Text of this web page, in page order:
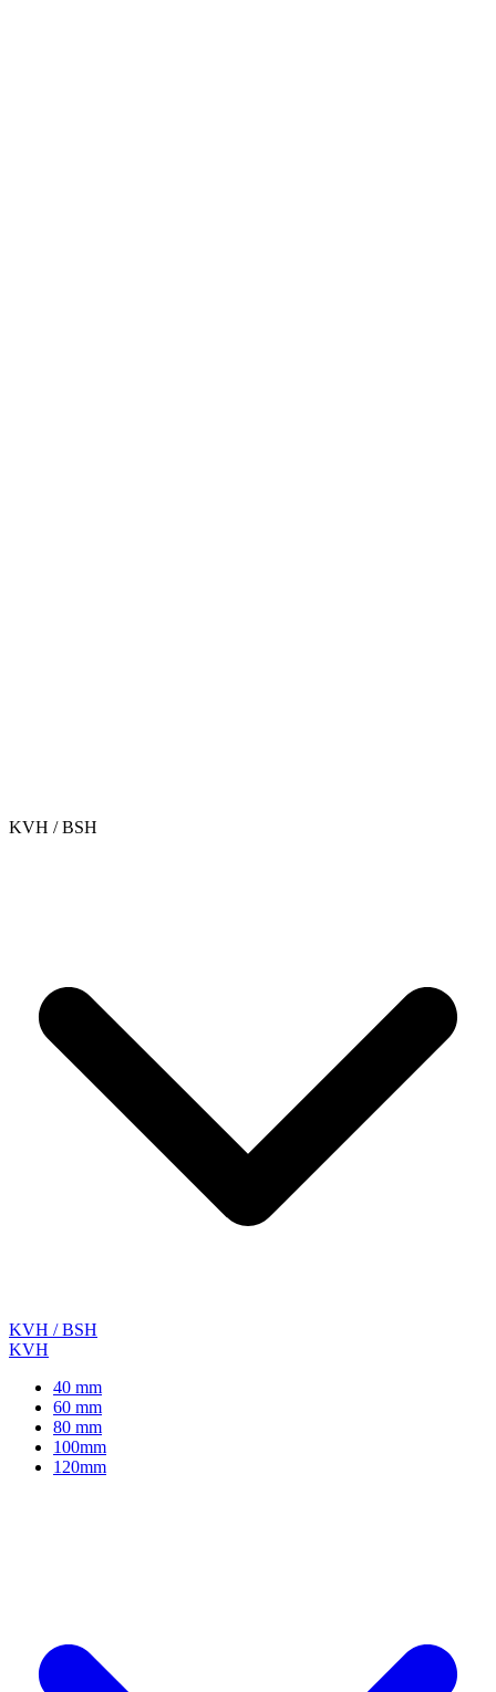
KVH / BSH
KVH / BSH
KVH
40 mm
60 mm
80 mm
100mm
120mm